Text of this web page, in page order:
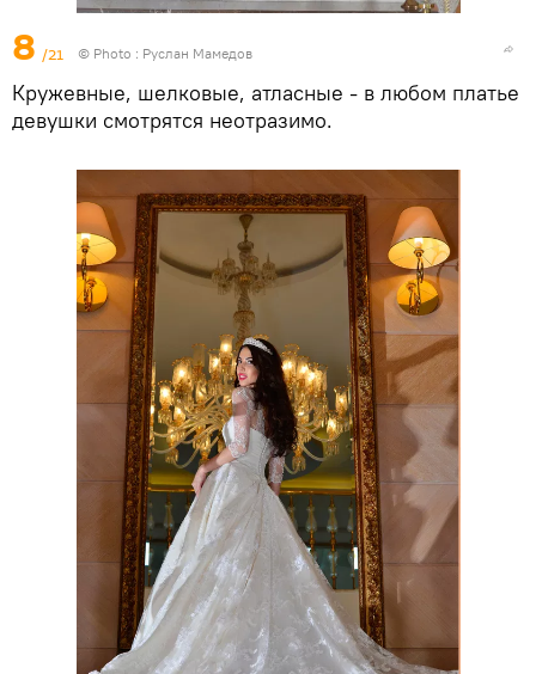
8 /21 © Photo : Руслан Мамедов
Кружевные, шелковые, атласные - в любом платье
девушки смотрятся неотразимо.